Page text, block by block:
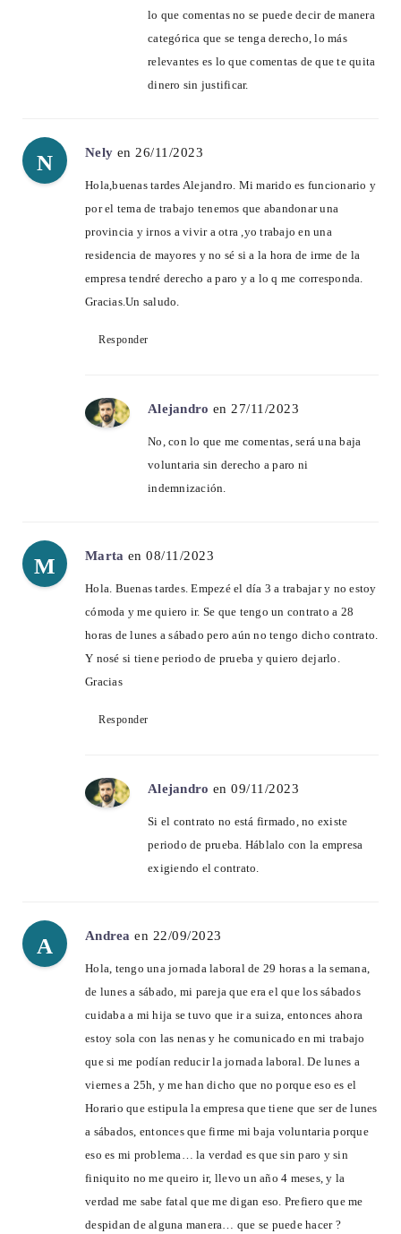
lo que comentas no se puede decir de manera
categórica que se tenga derecho, lo más
relevantes es lo que comentas de que te quita
dinero sin justificar.
N Nely en 26/11/2023
Hola,buenas tardes Alejandro. Mi marido es funcionario y
por el tema de trabajo tenemos que abandonar una
provincia y irnos a vivir a otra ,yo trabajo en una
residencia de mayores y no sé si a la hora de irme de la
empresa tendré derecho a paro y a lo q me corresponda.
Gracias.Un saludo.
Responder
Alejandro en 27/11/2023
No, con lo que me comentas, será una baja
voluntaria sin derecho a paro ni
indemnización.
M Marta en 08/11/2023
Hola. Buenas tardes. Empezé el día 3 a trabajar y no estoy
cómoda y me quiero ir. Se que tengo un contrato a 28
horas de lunes a sábado pero aún no tengo dicho contrato.
Y nosé si tiene periodo de prueba y quiero dejarlo.
Gracias
Responder
Alejandro en 09/11/2023
Si el contrato no está firmado, no existe
periodo de prueba. Háblalo con la empresa
exigiendo el contrato.
A Andrea en 22/09/2023
Hola, tengo una jornada laboral de 29 horas a la semana,
de lunes a sábado, mi pareja que era el que los sábados
cuidaba a mi hija se tuvo que ir a suiza, entonces ahora
estoy sola con las nenas y he comunicado en mi trabajo
que si me podían reducir la jornada laboral. De lunes a
viernes a 25h, y me han dicho que no porque eso es el
Horario que estipula la empresa que tiene que ser de lunes
a sábados, entonces que firme mi baja voluntaria porque
eso es mi problema… la verdad es que sin paro y sin
finiquito no me queiro ir, llevo un año 4 meses, y la
verdad me sabe fatal que me digan eso. Prefiero que me
despidan de alguna manera… que se puede hacer ?